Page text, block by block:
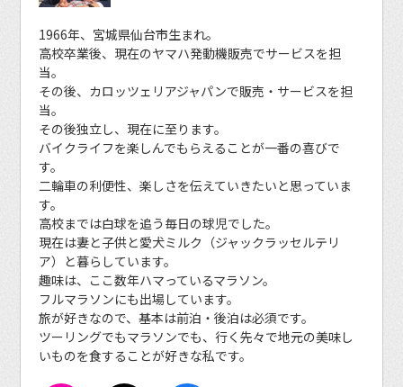
1966年、宮城県仙台市生まれ。
高校卒業後、現在のヤマハ発動機販売でサービスを担
当。
その後、カロッツェリアジャパンで販売・サービスを担
当。
その後独立し、現在に至ります。
バイクライフを楽しんでもらえることが一番の喜びで
す。
二輪車の利便性、楽しさを伝えていきたいと思っていま
す。
高校までは白球を追う毎日の球児でした。
現在は妻と子供と愛犬ミルク（ジャックラッセルテリ
ア）と暮らしています。
趣味は、ここ数年ハマっているマラソン。
フルマラソンにも出場しています。
旅が好きなので、基本は前泊・後泊は必須です。
ツーリングでもマラソンでも、行く先々で地元の美味し
いものを食することが好きな私です。